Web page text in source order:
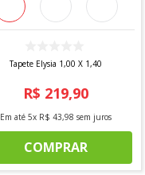
Tapete Elysia 1,00 X 1,40
R$ 219,90
Em até 5x R$ 43,98 sem juros
COMPRAR